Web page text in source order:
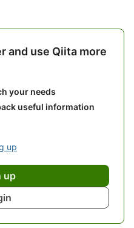
and use Qiita more
your needs
useful information
up
up